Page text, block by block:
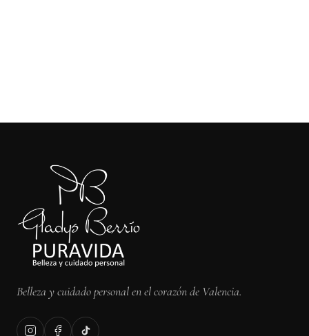
Belleza y cuidado personal en el corazón de Valencia.